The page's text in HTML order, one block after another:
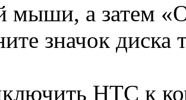
мыши, а затем
значок диска
HTC к